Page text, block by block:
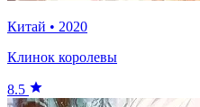
Китай • 2020
Клинок королевы
8.5